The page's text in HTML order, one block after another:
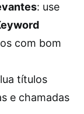
: use
com bom
títulos
e chamadas